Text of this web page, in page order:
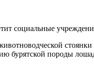
социальные
бурятской породы